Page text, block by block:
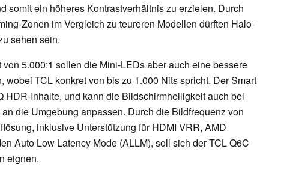
somit ein höheres Kontrastverhältnis zu erzielen. Durch
Zonen im Vergleich zu teureren Modellen dürften Halo-
sehen sein.
5.000:1 sollen die Mini-LEDs aber auch eine bessere
TCL konkret von bis zu 1.000 Nits spricht. Der Smart
HDR-Inhalte, und kann die Bildschirmhelligkeit auch bei
die Umgebung anpassen. Durch die Bildfrequenz von
inklusive Unterstützung für HDMI VRR, AMD
Auto Low Latency Mode (ALLM), soll sich der TCL Q6C
eignen.